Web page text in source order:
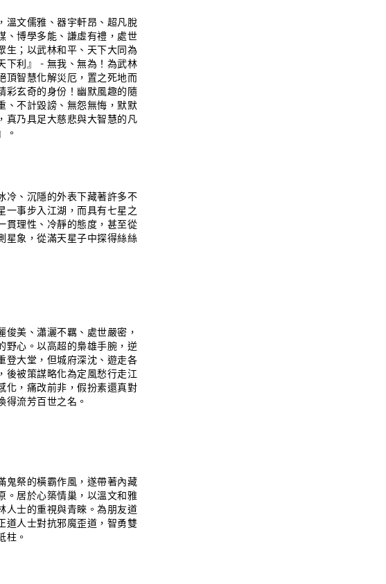
溫文儒雅、器宇軒昂、超凡脫
、博學多能、謙虛有禮，處世
生；以武林和平、天下大同為
下利』 - 無我、無為！為武林
頂智慧化解災厄，置之死地而
彩玄奇的身份！幽默風趣的隨
、不計毀謗、無怨無悔，默默
真乃具足大慈悲與大智慧的凡
。
冷、沉隱的外表下藏著許多不
一事步入江湖，而具有七星之
貫理性、冷靜的態度，甚至從
星象，從滿天星子中探得絲絲
美、瀟灑不羈、處世嚴密，
野心。以高超的梟雄手腕，逆
登大堂，但城府深沈、遊走各
後被策謀略化為定風愁行走江
化，痛改前非，假扮素還真對
得流芳百世之名。
鬼祭的橫霸作風，遂帶著內藏
。居於心築情巢，以溫文和雅
人士的重視與青睞。為朋友道
道人士對抗邪魔歪道，智勇雙
柱。